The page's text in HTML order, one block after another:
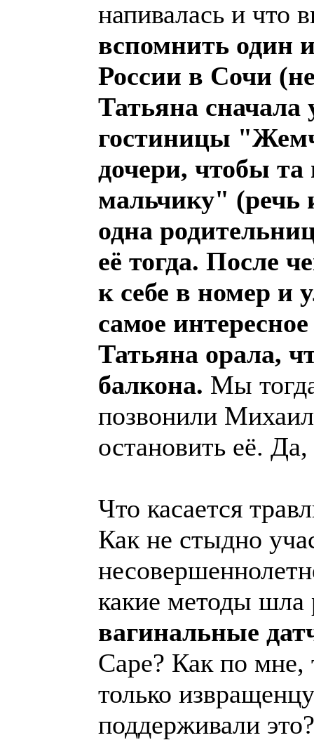
напивалась и что
вспомнить один
России в Сочи
Татьяна сначала
гостиницы
дочери, чтобы
мальчику" (речь
одна
её тогда. После
к себе в номер и
самое
Татьяна орала,
балкона. Мы
позвонили
остановить её.
Что касается
Как не стыдно
какие методы шла
вагинальные
Саре? Как по мне,
только
поддерживали